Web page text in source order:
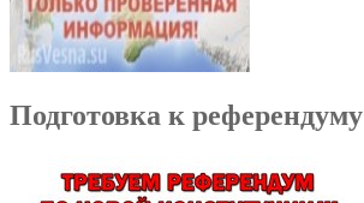
Подготовка к референдуму